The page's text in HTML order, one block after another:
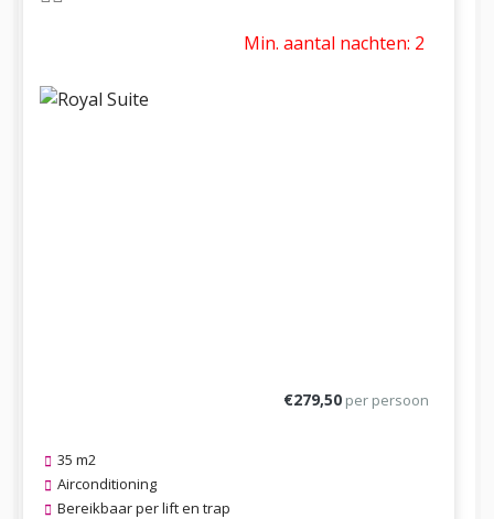
Min. aantal nachten: 2
€279,50 per persoon
35 m2
Airconditioning
Bereikbaar per lift en trap